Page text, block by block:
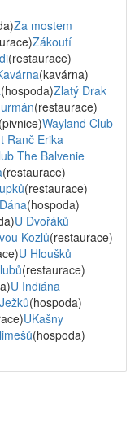
Za mostem
Zákoutí
(restaurace)
(kavárna)
(hospoda)Zlatý Drak
(restaurace)
(pivnice)Wayland Club
Ranč Erika
The Balvenie
(restaurace)
(restaurace)
(hospoda)
U Dvořáků
Kozlů(restaurace)
U Hloušků
(restaurace)
U Indiána
(hospoda)
UKašny
(hospoda)